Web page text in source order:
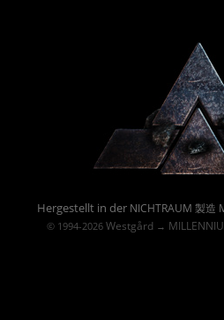
Hergestellt in der NICHTRAUM 製造
© 1994-2026 Westgård→
Powered By